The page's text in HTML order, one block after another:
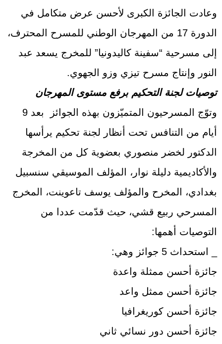
وعادت الجائزة الكبرى لأحسن عرض متكامل في
الدورة 17 من المهرجان الوطني للمسرح المحترف،
إلى مسرحية “سفينة كاليدونيا” للمخرج يسعد عبد
النور وإنتاج مسرح تيزي وزو الجهوي.
توصيات لجنة التحكيم برفع مستوى المهرجان
وتوّج المسرحيون المتميّزون بهذه الجوائز بعد 9
أيام من التنافس تحت أنظار لجنة تحكيم يرأسها
الدكتور لخضر منصوري بعضوية كل من المخرجة
والأكاديمية دليلة نوار، المؤلف الموسيقي سنسبيل
بغدادي، المخرح والمؤلف يوسف تاعوينت، المخرج
المسرحي ربيع قشي، حيث قدّمت عددا من
التوصيات أهمها:
_ استحداث 5 جوائز وهي:
جائزة أحسن ممثلة واعدة
جائزة أحسن ممثل واعد
جائزة أحسن كوريغرافيا
جائزة أحسن دور نسائي ثاني